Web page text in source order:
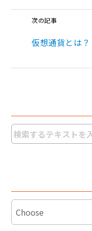
次の記事
仮想通貨とは？